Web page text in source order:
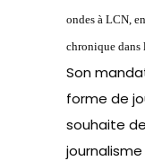
ondes à LCN,
chronique dans
Son
forme de
souhaite